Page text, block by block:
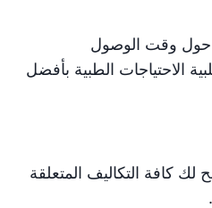
حول وقت الوصول
الاحتياجات الطبية بأفضل
كافة التكاليف المتعلقة